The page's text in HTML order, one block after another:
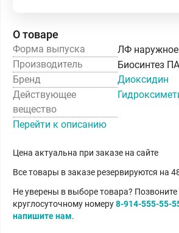
О товаре
Форма выпуска
ЛФ наружное
Производитель
Биосинтез
Бренд
Диоксидин
Действующее
вещество
Перейти к описанию
Цена актуальна при заказе на сайте
Все товары в заказе резервируются на
Не уверены в выборе товара? Позвоните
круглосуточному номеру8-914-555-55-
напишите нам.